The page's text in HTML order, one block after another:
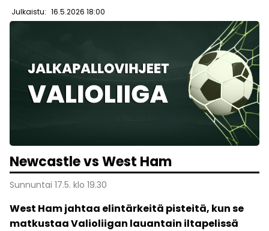
Julkaistu: 16.5.2026 18:00
Newcastle vs West Ham
Sunnuntai 17.5. klo 19.30
West Ham jahtaa elintärkeitä pisteitä, kun se
matkustaa Valioliigan lauantain iltapelissä